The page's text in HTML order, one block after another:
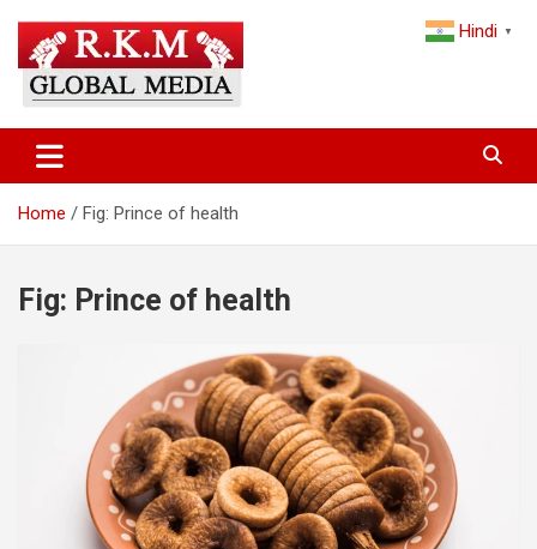
content
Latest Hindi News & Breaking
News – RKM Global Media
and the World
Home Fig: Prince of health
Fig: Prince of health
Hindi ▼